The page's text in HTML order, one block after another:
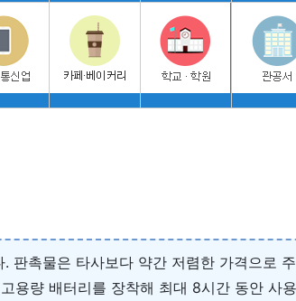
촉물은 타사보다 약간 저렴한 가격으로
용량 배터리를 장착해 최대 8시간 동안 사